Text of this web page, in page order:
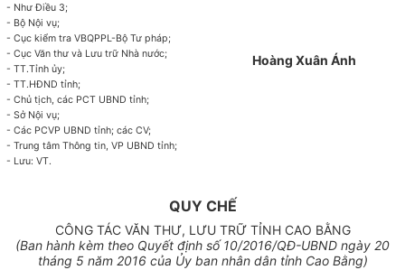
- Như Điều 3;
- Bộ Nội vụ;
- Cục kiểm tra VBQPPL-BộTư pháp;
- Cục Văn thư và Lưu trữ Nhà nước;
- TT.Tỉnh ủy;
- TT.HĐND tỉnh;
- Chủ tịch, các PCT UBND tỉnh;
- Sở Nội vụ;
- Các PCVP UBND tỉnh; các CV;
- Trung tâm Thông tin, VP UBND tỉnh;
- Lưu: VT.
Hoàng Xuân Ánh
QUY CHẾ
CÔNG TÁC VĂN THƯ, LƯU TRỮ TỈNH CAO BẰNG
(Ban hành kèm theo Quyết định số 10/2016/QĐ-UBND ngày 20
tháng 5 năm 2016 của Ủy ban nhân dân tỉnh Cao Bằng)